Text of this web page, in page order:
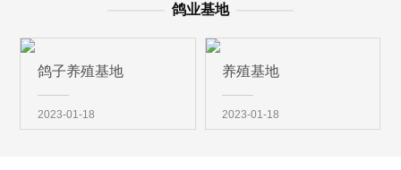
鸽业基地
鸽子养殖基地
2023-01-18
养殖基地
2023-01-18